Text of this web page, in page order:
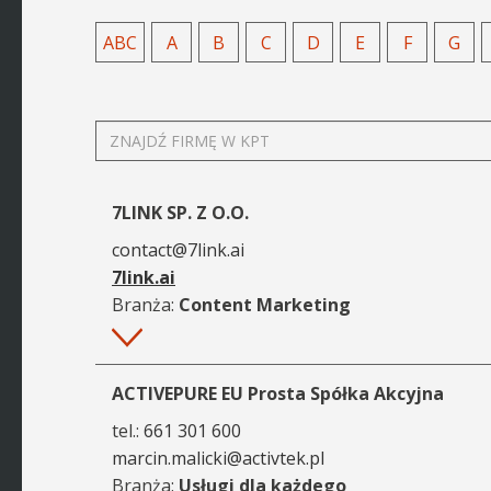
ABC A B C D E F G
ZNAJDŹ
FIRMĘ
KPT
7LINK SP. Z O.O.
contact@7link.ai
7link.ai
Branża: Content Marketing
Więcej
ACTIVEPURE EU Prosta Spółka Akcyjna
tel.: 661 301 600
marcin.malicki@activtek.pl
Branża: Usługi dla każdego